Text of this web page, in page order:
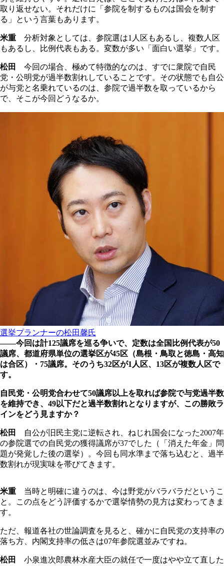
取り返せない。それだけに「参院を制するものは国会を制す
る」という言葉もあります。
米重 分析対象としては、参院選は1人区もあるし、複数人区
もあるし、比例代表もある。変数が多い「面白い選挙」です。
松田
今回の場合、極めて特徴的なのは、すでに衆院で自民
党・公明党が過半数割れしていることです。その状態でも自公
が与党と名乗れているのは、参院で過半数を取っているから
で、そこが今回どうなるか。
選挙プランナーの松田馨氏
――今回は計125議席を巡る争いで、定数は全国比例代表が50
議席、都道府県単位の選挙区が45区（島根・鳥取と徳島・高知
は合区）・75議席。そのうち32区が1人区、13区が複数人区で
す。
自民党・公明党合わせて50議席以上を取れば参院で与党過半数
を維持でき、49以下だと過半数割れとなりますが、この勝敗ラ
インをどう見ますか？
松田
自公が旧民主党に逆転され、ねじれ国会になった2007年
の参院選での自民党の獲得議席が37でした（「消えた年金」問
題が発覚した後の選挙）。今回も同水準まで落ち込むと、過半
数割れが現実味を帯びてきます。
米重 当時と明確に違うのは、今は野党がバラバラだというこ
と。この点をどう評価するかで選挙情勢の見方は変わってきま
す。
ただ、報道各社の世論調査を見ると、確かに自民党の支持率の
落ち方、内閣支持率の低さは07年参院選並みですね。
松田 小泉進次郎農林水産大臣の就任で一度はやや立て直した